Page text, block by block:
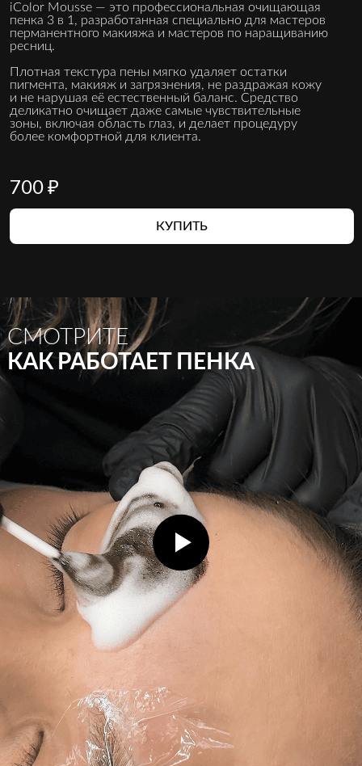
iColor Mousse — это профессиональная очищающая
пенка 3 в 1, разработанная специально для мастеров
перманентного макияжа и мастеров по наращиванию
ресниц.
Плотная текстура пены мягко удаляет остатки
пигмента, макияж и загрязнения, не раздражая кожу
и не нарушая её естественный баланс. Средство
деликатно очищает даже самые чувствительные
зоны, включая область глаз, и делает процедуру
более комфортной для клиента.
700 ₽
КУПИТЬ
СМОТРИТЕ
КАК РАБОТАЕТ ПЕНКА